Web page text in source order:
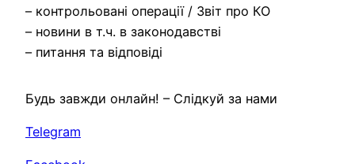
– контрольовані операції / Звіт про КО
– новини в т.ч. в законодавстві
– питання та відповіді
Будь завжди онлайн! – Cлідкуй за нами
Telegram